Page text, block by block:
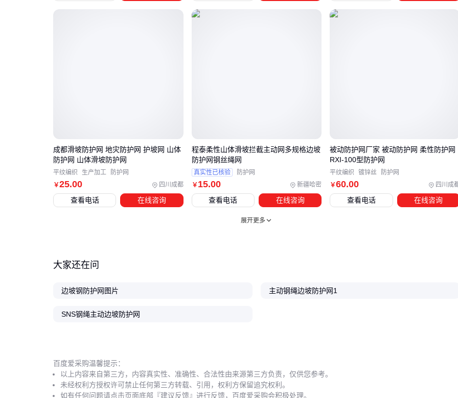
对于需要频繁调整的临时围挡，
五、钢防护网的安装误差可能带来哪些隐患？
安装时的微小偏差会随时间放大：立柱倾斜超过5度可能导致
护网受力不均，雨季积水后加速连接件锈蚀。使用
工业级钢丝
剪钳
精确裁切网片边缘，能避免毛刺划伤工人或钩挂物品。
维护周期取决于环境腐蚀性：
临时拆除防护网时，保留原防护网膨胀螺丝孔位并用防锈喷漆
￥25.00 四川成都
成都滑坡防护网 地灾防护网 护坡网 山体
防护网 山体滑坡防护网
平纹编织 生产加工 防护网
查看电话 在线咨询
￥ 15.00 新疆哈密
程泰柔性山体滑坡拦截主动网多规格边坡
防护网钢丝绳网
真实性已核验 防护网
查看电话 在线咨询
￥60.00 四川成
被动防护网厂家 被动防护网 柔性防护网
RXI-100型防护网
平纹编织 镀锌丝 防护网
查看电话 在线咨询
展开更多
大家还在问
边坡钢防护网图片 主动钢绳边坡防护网1
SNS钢绳主动边坡防护网
百度爱采购温馨提示：
以上内容来自第三方，内容真实性、准确性、合法性由来源第三方负责，仅供您参考。
未经权利方授权许可禁止任何第三方转载、引用，权利方保留追究权利。
如有任何问题请点击页面底部『建议反馈』进行反馈，百度爱采购会积极处理。